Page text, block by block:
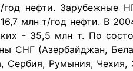
год нефти. Зарубежные
млн т/год нефти. В
- 35,5 млн т. По
СНГ (Азербайджан,
Сербия, Румыния,